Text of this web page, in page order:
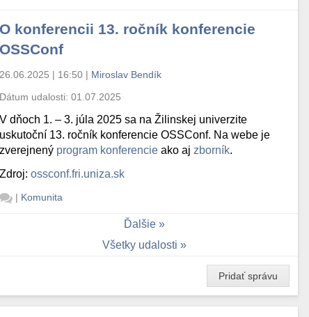
O konferencii 13. ročník konferencie
OSSConf
26.06.2025 | 16:50 | Miroslav Bendík
Dátum udalosti:01.07.2025
V dňoch 1. – 3. júla 2025 sa na Žilinskej univerzite
uskutoční 13. ročník konferencie OSSConf. Na webe je
zverejnený program konferencie ako aj zborník.
Zdroj:ossconf.fri.uniza.sk
| Komunita
Ďalšie
Všetky udalosti
Pridať správu